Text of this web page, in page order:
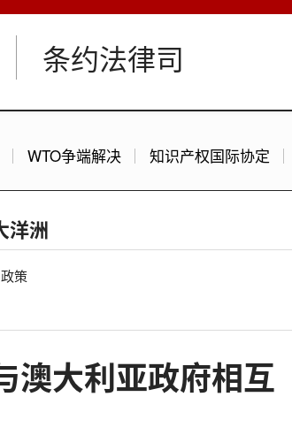
条约法律司
WTO争端解决 知识产权国际协定
洋洲
策
澳大利亚政府相互